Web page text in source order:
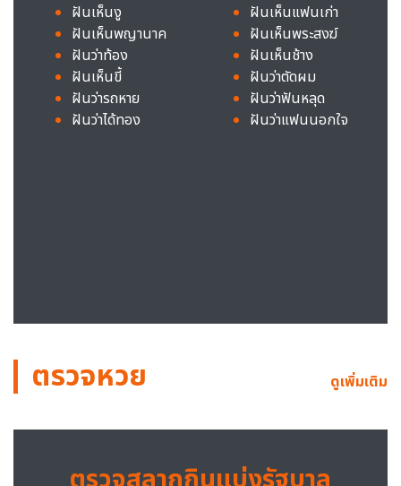
ฝันเห็นงู
ฝันเห็นพญานาค
ฝันว่าท้อง
ฝันเห็นขี้
ฝันว่ารถหาย
ฝันว่าได้ทอง
ฝันเห็นแฟนเก่า
ฝันเห็นพระสงฆ์
ฝันเห็นช้าง
ฝันว่าตัดผม
ฝันว่าฟันหลุด
ฝันว่าแฟนนอกใจ
ตรวจหวย ดูเพิ่มเติม